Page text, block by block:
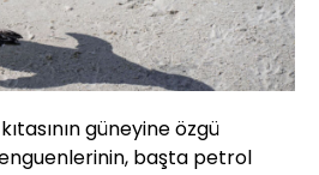
güneyine özgü
başta petrol